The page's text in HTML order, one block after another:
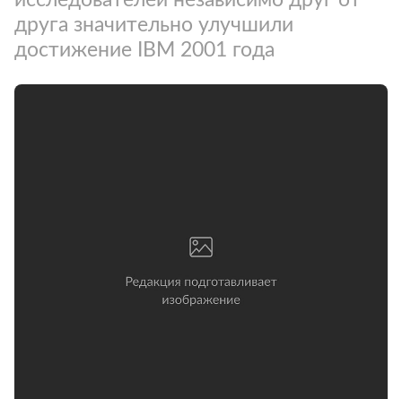
друга значительно улучшили
достижение IBM 2001 года